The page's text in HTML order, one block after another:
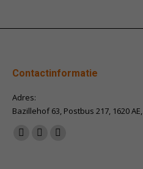
Contactinformatie
Adres:
Bazillehof 63, Postbus 217, 1620
Vind ons op: